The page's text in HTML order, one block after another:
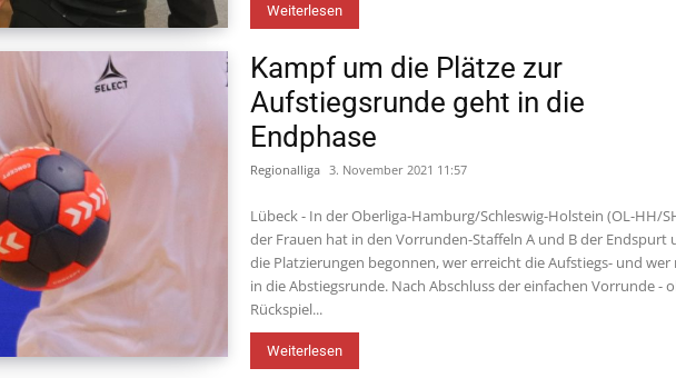
Weiterlesen
Kampf um die Plätze zur
Aufstiegsrunde geht in die
Endphase
Regionalliga 3. November 2021 11:57
Lübeck - In der Oberliga-Hamburg/Schleswig-Holstein (OL-HH/
der Frauen hat in den Vorrunden-Staffeln A und B der Endspurt
die Platzierungen begonnen, wer erreicht die Aufstiegs- und wer
in die Abstiegsrunde. Nach Abschluss der einfachen Vorrunde -
Rückspiel...
Weiterlesen